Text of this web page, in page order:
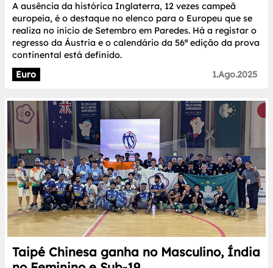
A ausência da histórica Inglaterra, 12 vezes campeã
europeia, é o destaque no elenco para o Europeu que se
realiza no início de Setembro em Paredes. Há a registar o
regresso da Áustria e o calendário da 56ª edição da prova
continental está definido.
Euro
1.Ago.2025
Taipé Chinesa ganha no Masculino, Índia